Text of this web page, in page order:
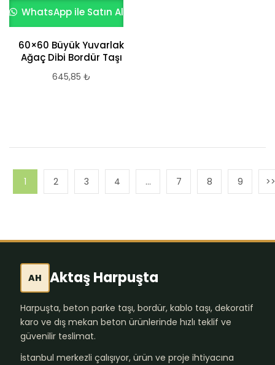
WhatsApp ile Satın Al
60×60 Büyük Yuvarlak
Ağaç Dibi Bordür Taşı
645,85 ₺
1 2 3 4 … 7 8 9
AH Aktaş Harpuşta
Harpuşta, beton parke taşı, bordür, kablo taşı, dekoratif
karo ve dış mekan beton ürünlerinde hızlı teklif ve
güvenilir teslimat.
İstanbul merkezli çalışıyor, ürün ve proje ihtiyacına